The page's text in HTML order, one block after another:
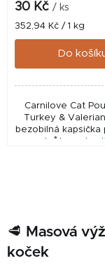
30 Kč / ks
Měrná
cena:
352,94 Kč / 1 kg
Do
Carnilove Cat
Turkey &
bezobilná kapsička
🥩 Masová
koček